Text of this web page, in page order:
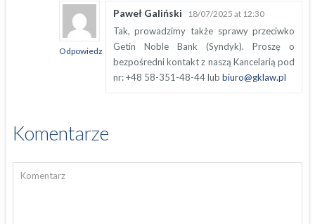
Paweł Galiński 18/07/2025 at 12:30
Tak, prowadzimy także sprawy przeciwko
Getin Noble Bank (Syndyk). Proszę o
bezpośredni kontakt z naszą Kancelarią pod
nr: +48 58-351-48-44 lub biuro@gklaw.pl
Odpowiedz
Komentarze